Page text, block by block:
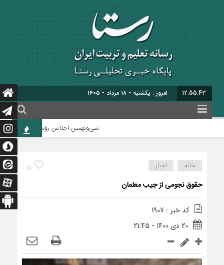
12:55:44 امروز : یکشنبه - ۱۸ مرداد - ۱۴۰۵
سی‌ونهمین اجلاس رؤسای آموزش و
15 خانه اخبار
حقوق نجومی از جیب معلمان
کد خبر : 1907
20 دی 1400 - 21:45